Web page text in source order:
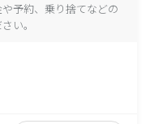
予約、乗り捨てなどの
い。